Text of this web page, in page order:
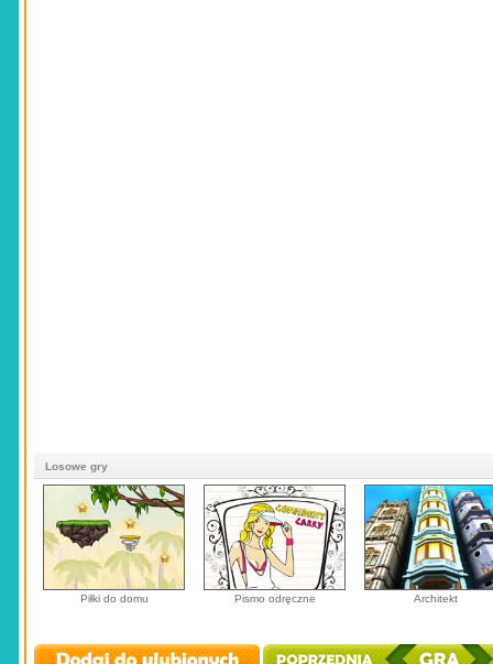
Losowe gry
Piłki do domu Pismo odręczne Architekt